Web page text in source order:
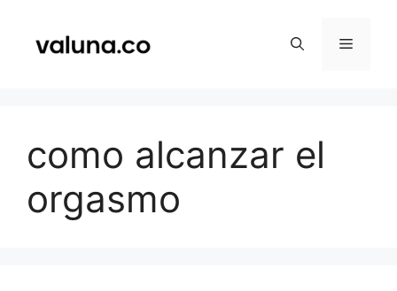
contenido
Menú
como alcanzar el
orgasmo